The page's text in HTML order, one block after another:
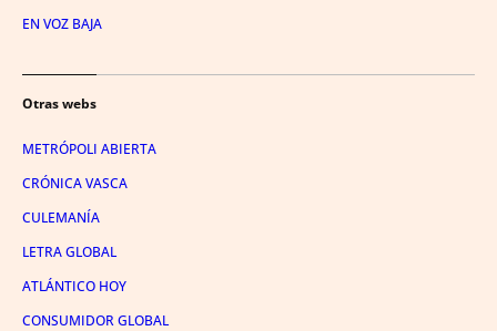
EN VOZ BAJA
Otras webs
METRÓPOLI ABIERTA
CRÓNICA VASCA
CULEMANÍA
LETRA GLOBAL
ATLÁNTICO HOY
CONSUMIDOR GLOBAL